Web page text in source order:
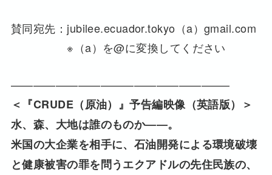
賛同宛先：jubilee.ecuador.tokyo（a）gmail.com
※（a）を@に変換してください
———————————————————–
＜『CRUDE（原油）』予告編映像（英語版）＞
水、森、大地は誰のものか――。
米国の大企業を相手に、石油開発による環境破壊
と健康被害の罪を問うエクアドルの先住民族の、